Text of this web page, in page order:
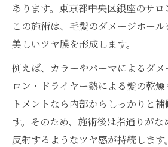
あります。東京都中央区銀座のサ
この施術は、毛髪のダメージホー
美しいツヤ膜を形成します。
例えば、カラーやパーマによるダメ
ロン・ドライヤー熱による髪の乾
トメントなら内部からしっかりと
す。そのため、施術後は指通りが
反射するようなツヤ感が持続します。